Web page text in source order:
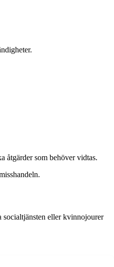
åtgärder som behöver vidtas.
eller kvinnojourer